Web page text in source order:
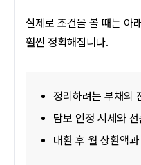
실제로 조건을 볼 때는 아
훨씬 정확해집니다.
정리하려는 부채의
담보 인정 시세와
대환 후 월 상환액